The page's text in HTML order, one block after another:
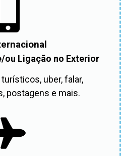
ou Ligação no Exterior
uber, falar,
postagens e mais.